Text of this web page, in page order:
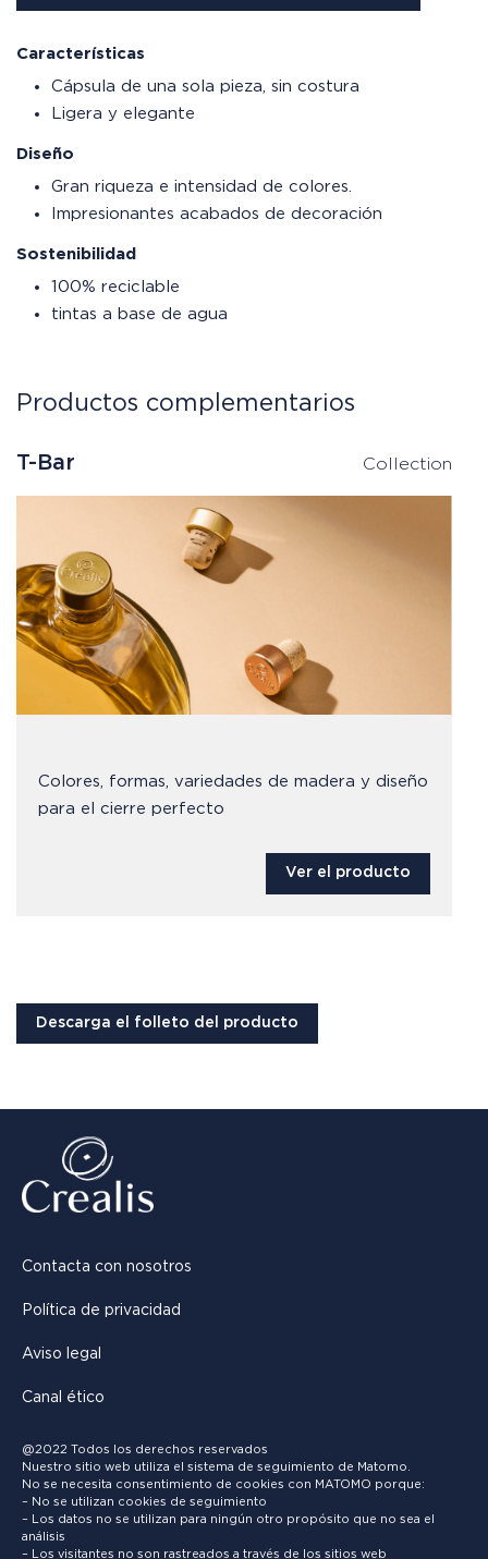
Características
Cápsula de una sola pieza, sin costura
Ligera y elegante
Diseño
Gran riqueza e intensidad de colores.
Impresionantes acabados de decoración
Sostenibilidad
100% reciclable
tintas a base de agua
Productos complementarios
T-Bar Collection
Colores, formas, variedades de madera y diseño
para el cierre perfecto
Ver el producto
Descarga el folleto del producto
Contacta con nosotros
Política de privacidad
Aviso legal
Canal ético
@2022 Todos los derechos reservados
Nuestro sitio web utiliza el sistema de seguimiento de Matomo.
No se necesita consentimiento de cookies con MATOMO porque:
– No se utilizan cookies de seguimiento
– Los datos no se utilizan para ningún otro propósito que no sea el
análisis
– Los visitantes no son rastreados a través de los sitios web